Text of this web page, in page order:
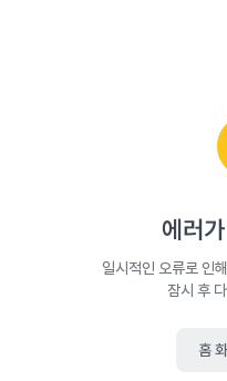
에러
일시적인 오류로 인
잠시 후
홈